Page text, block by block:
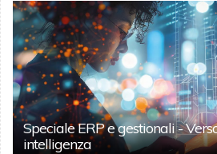
Speciale ERP e gestionali -
intelligenza